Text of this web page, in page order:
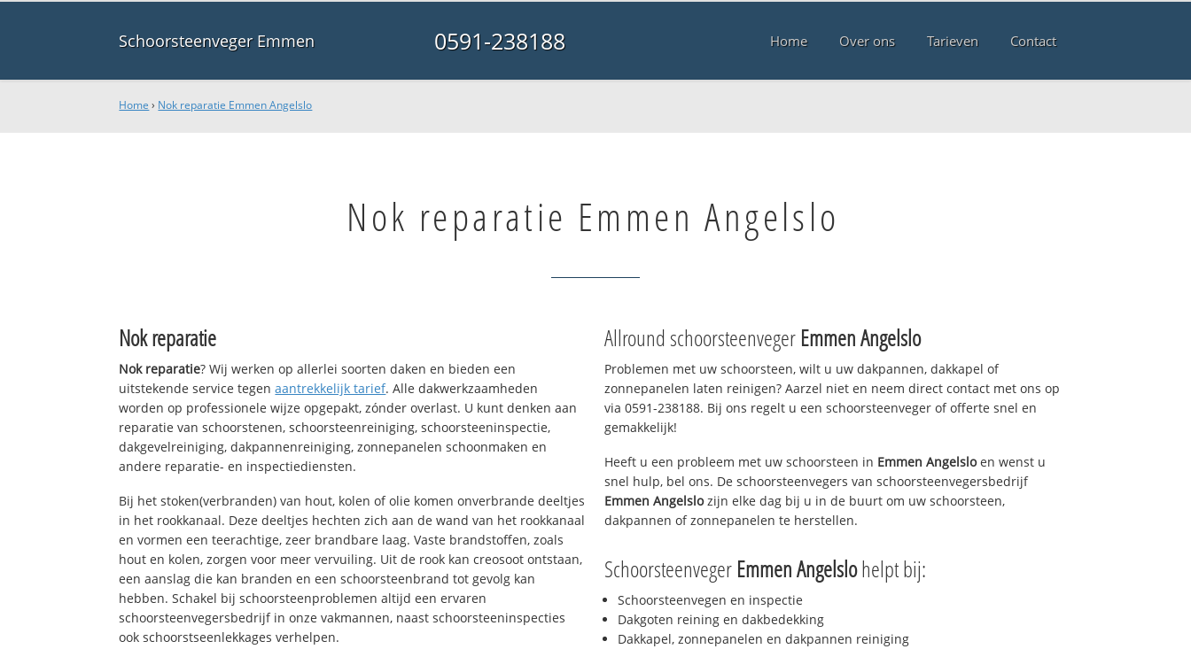
Schoorsteenveger Emmen 0591-238188 Home Over ons Tarieven Contact
Home › Nok reparatie Emmen Angelslo
Nok reparatie Emmen Angelslo
Nok reparatie
Nok reparatie? Wij werken op allerlei soorten daken en bieden een
uitstekende service tegenaantrekkelijk tarief. Alle dakwerkzaamheden
worden op professionele wijze opgepakt, zónder overlast. U kunt denken aan
reparatie van schoorstenen, schoorsteenreiniging, schoorsteeninspectie,
dakgevelreiniging, dakpannenreiniging, zonnepanelen schoonmaken en
andere reparatie- en inspectiediensten.
Bij het stoken(verbranden) van hout, kolen of olie komen onverbrande deeltjes
in het rookkanaal. Deze deeltjes hechten zich aan de wand van het rookkanaal
en vormen een teerachtige, zeer brandbare laag. Vaste brandstoffen, zoals
hout en kolen, zorgen voor meer vervuiling. Uit de rook kan creosoot ontstaan,
een aanslag die kan branden en een schoorsteenbrand tot gevolg kan
hebben. Schakel bij schoorsteenproblemen altijd een ervaren
schoorsteenvegersbedrijf in onze vakmannen, naast schoorsteeninspecties
ook schoorstseenlekkages verhelpen.
Allround schoorsteenveger Emmen Angelslo
Problemen met uw schoorsteen, wilt u uw dakpannen, dakkapel of
zonnepanelen laten reinigen? Aarzel niet en neem direct contact met ons op
via 0591-238188. Bij ons regelt u een schoorsteenveger of offerte snel en
gemakkelijk!
Heeft u een probleem met uw schoorsteen in Emmen Angelsloen wenst u
snel hulp, bel ons. De schoorsteenvegers van schoorsteenvegersbedrijf
Emmen Angelslozijn elke dag bij u in de buurt om uw schoorsteen,
dakpannen of zonnepanelen te herstellen.
Schoorsteenveger Emmen Angelslohelpt bij:
Schoorsteenvegen en inspectie
Dakgoten reining en dakbedekking
Dakkapel, zonnepanelen en dakpannen reiniging